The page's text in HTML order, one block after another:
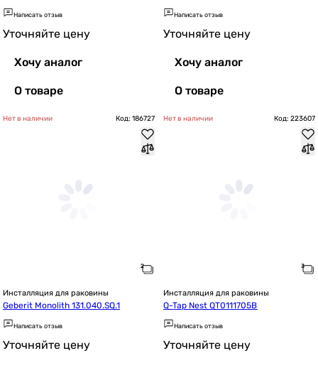
Написать отзыв
Уточняйте цену
Хочу аналог
О товаре
Написать отзыв
Уточняйте цену
Хочу аналог
О товаре
Нет в наличии Код: 186727
Инсталляция для раковины
Geberit Monolith 131.040.SQ.1
Написать отзыв
Уточняйте цену
Нет в наличии Код: 223607
Инсталляция для раковины
Q-Tap Nest QT0111705B
Написать отзыв
Уточняйте цену